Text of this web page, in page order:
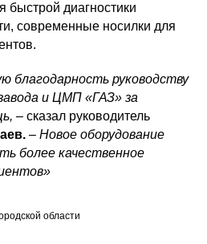
быстрой диагностики
современные носилки для
благодарность руководству
и ЦМП «ГАЗ» за
– сказал руководитель
– Новое оборудование
более качественное
области